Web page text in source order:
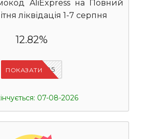
AliExpress на Повний
ліквідація 1-7 серпня
12.82%
UASC05
ПОКАЗАТИ
07-08-2026